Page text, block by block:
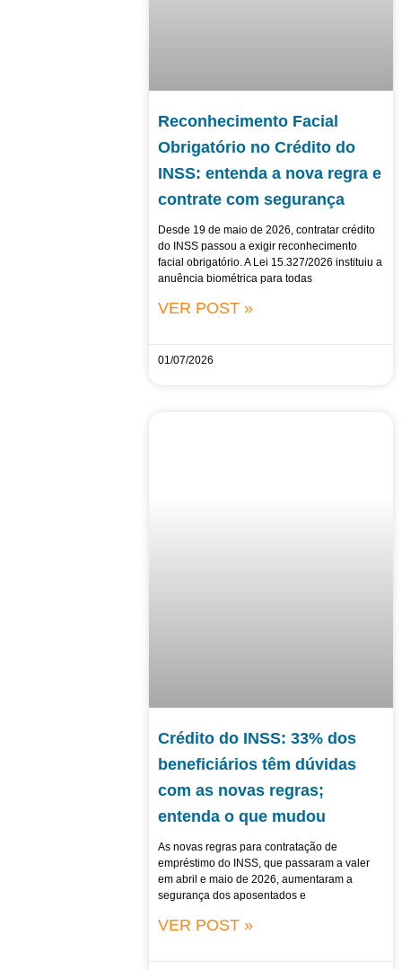
Reconhecimento Facial
Obrigatório no Crédito do
INSS: entenda a nova regra e
contrate com segurança
Desde 19 de maio de 2026, contratar crédito
do INSS passou a exigir reconhecimento
facial obrigatório. A Lei 15.327/2026 instituiu a
anuência biométrica para todas
VER POST »
01/07/2026
Crédito do INSS: 33% dos
beneficiários têm dúvidas
com as novas regras;
entenda o que mudou
As novas regras para contratação de
empréstimo do INSS, que passaram a valer
em abril e maio de 2026, aumentaram a
segurança dos aposentados e
VER POST »